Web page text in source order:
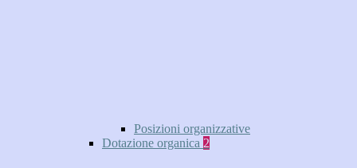
Posizioni organizzative
Dotazione organica 2